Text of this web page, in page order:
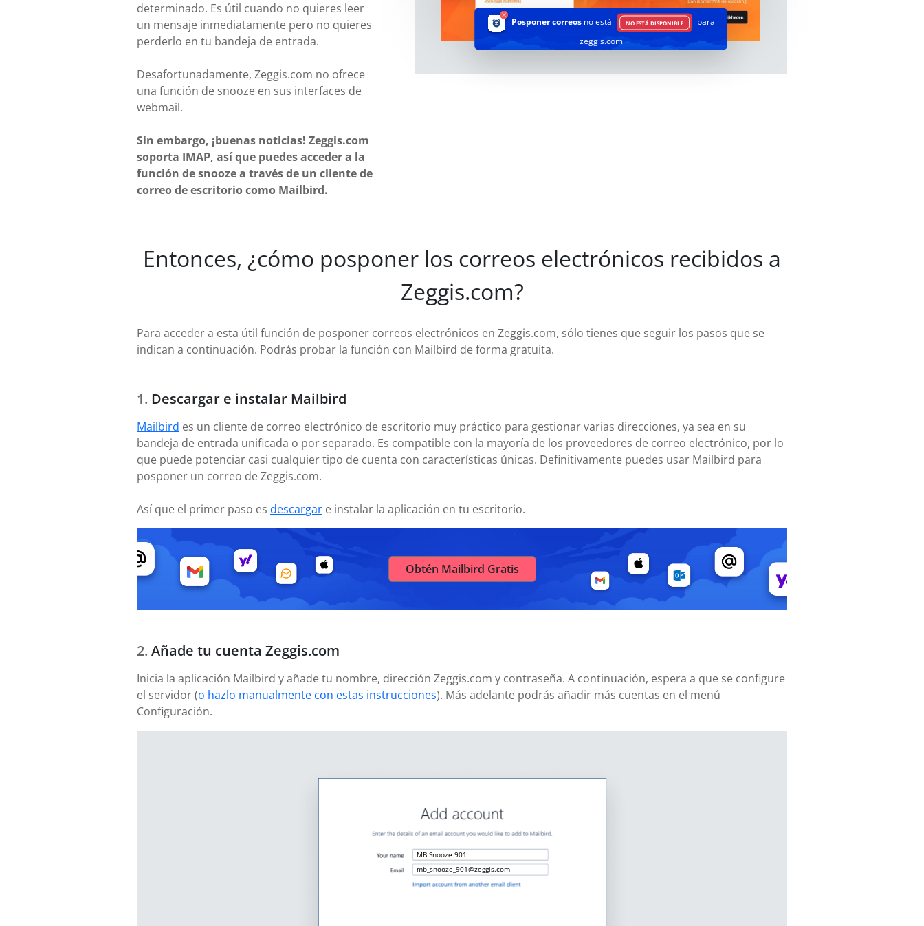
determinado. Es útil cuando no quieres leer
un mensaje inmediatamente pero no quieres
perderlo en tu bandeja de entrada.
Desafortunadamente, Zeggis.com no ofrece
una función de snooze en sus interfaces de
webmail.
Sin embargo, ¡buenas noticias! Zeggis.com
soporta IMAP, así que puedes acceder a la
función de snooze a través de un cliente de
correo de escritorio como Mailbird.
Posponer correos no está NO ESTÁ DISPONIBLE
para
zeggis.com
Entonces, ¿cómo posponer los correos electrónicos recibidos a
Zeggis.com?
Para acceder a esta útil función de posponer correos electrónicos en Zeggis.com, sólo tienes que seguir los pasos que se
indican a continuación. Podrás probar la función con Mailbird de forma gratuita.
Descargar e instalar Mailbird
Mailbird es un cliente de correo electrónico de escritorio muy práctico para gestionar varias direcciones, ya sea en su
bandeja de entrada unificada o por separado. Es compatible con la mayoría de los proveedores de correo electrónico, por lo
que puede potenciar casi cualquier tipo de cuenta con características únicas. Definitivamente puedes usar Mailbird para
posponer un correo de Zeggis.com.
Así que el primer paso es descargar e instalar la aplicación en tu escritorio.
Obtén Mailbird Gratis
Añade tu cuenta Zeggis.com
Inicia la aplicación Mailbird y añade tu nombre, dirección Zeggis.com y contraseña. A continuación, espera a que se configure
el servidor (o hazlo manualmente con estas instrucciones). Más adelante podrás añadir más cuentas en el menú
Configuración.
MB Snooze 901
mb_snooze_901@zeggis.com